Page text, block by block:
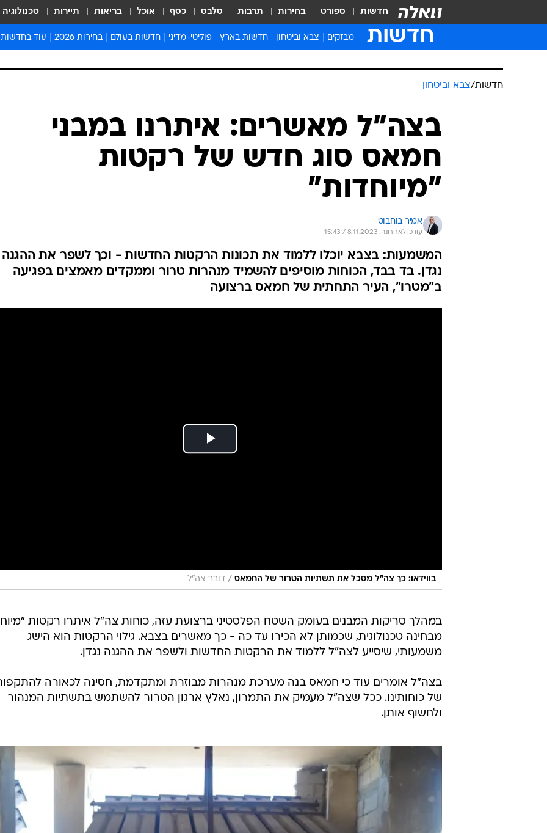
חדשות ספורט בחירות תרבות סלבס כסף אוכל בריאות תיירות טכנולוגיה
חדשות מבזקים צבא וביטחון חדשות בארץ
בריאות
חברה ורווחה
פוליטי-מדיני חדשות בעולם
אפריקה
בחירות 2026 עוד בחדשות
חדשות
חדשות/צבא וביטחון
בצה"ל מאשרים: איתרנו במבני
חמאס סוג חדש של רקטות
"מיוחדות"
אמיר בוחבוט
עודכן לאחרונה: 8.11.2023 / 15:43
המשמעות: בצבא יוכלו ללמוד את תכונות הרקטות החדשות - וכך לשפר את ההגנה
נגדן. בד בבד, הכוחות מוסיפים להשמיד מנהרות טרור וממקדים מאמצים בפגיעה
ב"מטרו", העיר התחתית של חמאס ברצועה
בווידאו: כך צה"ל מסכל את תשתיות הטרור של החמאס / דובר צה"ל
במהלך סריקות המבנים בעומק השטח הפלסטיני ברצועת עזה, כוחות צה"ל איתרו רקטות
מבחינה טכנולוגית, שכמותן לא הכירו עד כה - כך מאשרים בצבא. גילוי הרקטות הוא הישג
משמעותי, שיסייע לצה"ל ללמוד את הרקטות החדשות ולשפר את ההגנה נגדן.
בצה"ל אומרים עוד כי חמאס בנה מערכת מנהרות מבוזרת ומתקדמת, חסינה לכאורה
של כוחותינו. ככל שצה"ל מעמיק את התמרון, נאלץ ארגון הטרור להשתמש בתשתיות המנהור
ולחשוף אותן.